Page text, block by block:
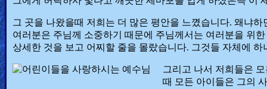
그 곳을 나왔을때 저희는 더 많은 평안을 느꼈습니다. 왜냐
여러분은 주님께 소중하기 때문에 주님께서는 여러분을 위
상세한 것을 보고 어찌할 줄을 몰랐습니다. 그것들 자체에
그리고 나서 저희들은
때 모든 아이들은 그의